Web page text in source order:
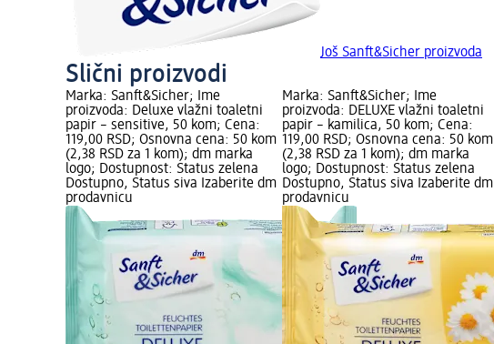
Još Sanft&Sicher proizvoda
Slični proizvodi
Marka: Sanft&Sicher; Ime
proizvoda: Deluxe vlažni toaletni
papir – sensitive, 50 kom; Cena:
119,00 RSD; Osnovna cena: 50 kom
(2,38 RSD za 1 kom); dm marka
logo; Dostupnost: Status zelena
Dostupno, Status siva Izaberite dm
prodavnicu
Marka: Sanft&Sicher; Ime
proizvoda: DELUXE vlažni toaletni
papir – kamilica, 50 kom; Cena:
119,00 RSD; Osnovna cena: 50 kom
(2,38 RSD za 1 kom); dm marka
logo; Dostupnost: Status zelena
Dostupno, Status siva Izaberite dm
prodavnicu